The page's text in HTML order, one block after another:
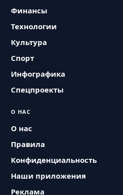
Финансы
Технологии
Культура
Спорт
Инфографика
Спецпроекты
О НАС
О нас
Правила
Конфиденциальность
Наши приложения
Реклама